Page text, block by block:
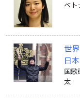
ベト
世
日
国歌
太